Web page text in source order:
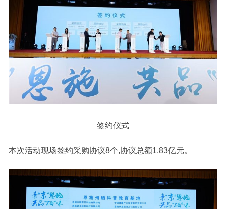
签约仪式
本次活动现场签约采购协议8个,协议总额1.83亿元。